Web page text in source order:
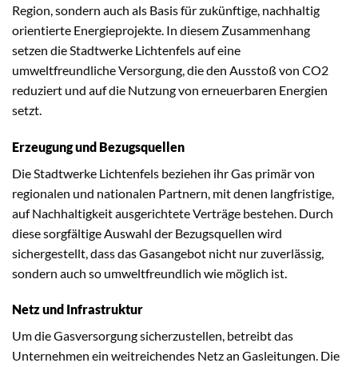
Region, sondern auch als Basis für zukünftige, nachhaltig
orientierte Energieprojekte. In diesem Zusammenhang
setzen die Stadtwerke Lichtenfels auf eine
umweltfreundliche Versorgung, die den Ausstoß von CO2
reduziert und auf die Nutzung von erneuerbaren Energien
setzt.
Erzeugung und Bezugsquellen
Die Stadtwerke Lichtenfels beziehen ihr Gas primär von
regionalen und nationalen Partnern, mit denen langfristige,
auf Nachhaltigkeit ausgerichtete Verträge bestehen. Durch
diese sorgfältige Auswahl der Bezugsquellen wird
sichergestellt, dass das Gasangebot nicht nur zuverlässig,
sondern auch so umweltfreundlich wie möglich ist.
Netz und Infrastruktur
Um die Gasversorgung sicherzustellen, betreibt das
Unternehmen ein weitreichendes Netz an Gasleitungen. Die